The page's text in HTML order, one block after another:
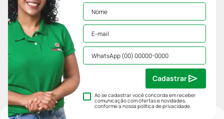
Ao se cadastrar você concorda em receber
comunicação com ofertas e novidades,
conforme a nossapolítica de privacidade.
Cadastrar